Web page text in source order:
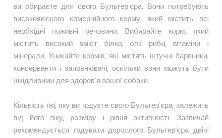
ви обираєте для свого Бультер'єра. Вони потребують
високоякісного комерційного корму, який містить всі
необхідні поживні речовини. Вибирайте корм, який
містить високий вміст білка, олії риби, вітаміни і
мінерали. Уникайте кормів, які містять штучні барвники,
консерванти і заповнювачі, оскільки вони можуть бути
шкідливими для здоров'я вашої собаки.
Кількість їжі, яку ви годуєте свого Бультер'єра, залежить
від його віку, розміру і рівня активності. Зазвичай
рекомендується годувати дорослого Бультер'єра двічі